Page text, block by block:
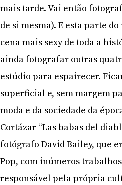
mais tarde. Vai então
de si mesma). E esta parte
cena mais sexy de toda a
ainda fotografar outras
estúdio para espairecer.
superficial e, sem margem
moda e da sociedade da
Cortázar “Las babas del
fotógrafo David Bailey, que
Pop, com inúmeros
responsável pela própria